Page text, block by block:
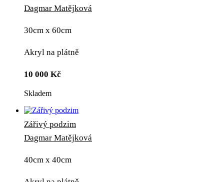
Dagmar Matějková
30cm x 60cm
Akryl na plátně
10 000 Kč
Skladem
Zářivý podzim
Dagmar Matějková
40cm x 40cm